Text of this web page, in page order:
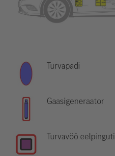
Turvapadi
Gaasigeneraator
Turvavöö eelpinguti